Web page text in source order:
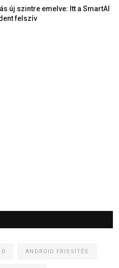
új szintre emelve: Itt a SmartAI
felszív
ANDROID FRISSÍTÉS